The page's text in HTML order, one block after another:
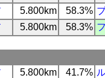
5.800km 58.3%
5.800km 58.3%
5.800km 41.7%